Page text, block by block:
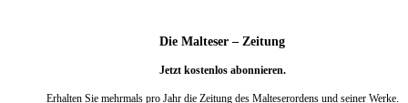
Die Malteser – Zeitung
Jetzt kostenlos abonnieren.
Erhalten Sie mehrmals pro Jahr die Zeitung des Malteserordens und seiner Werke.